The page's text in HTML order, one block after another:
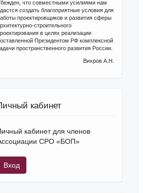
что совместными усилиями нам
создать благоприятные условия для
проектировщиков и развития сферы
строительного
в целях реализации
Президентом РФ комплексной
пространственного развития России.
Вихров А.Н.
кабинет
кабинет для членов
СРО «БОП»
Вход